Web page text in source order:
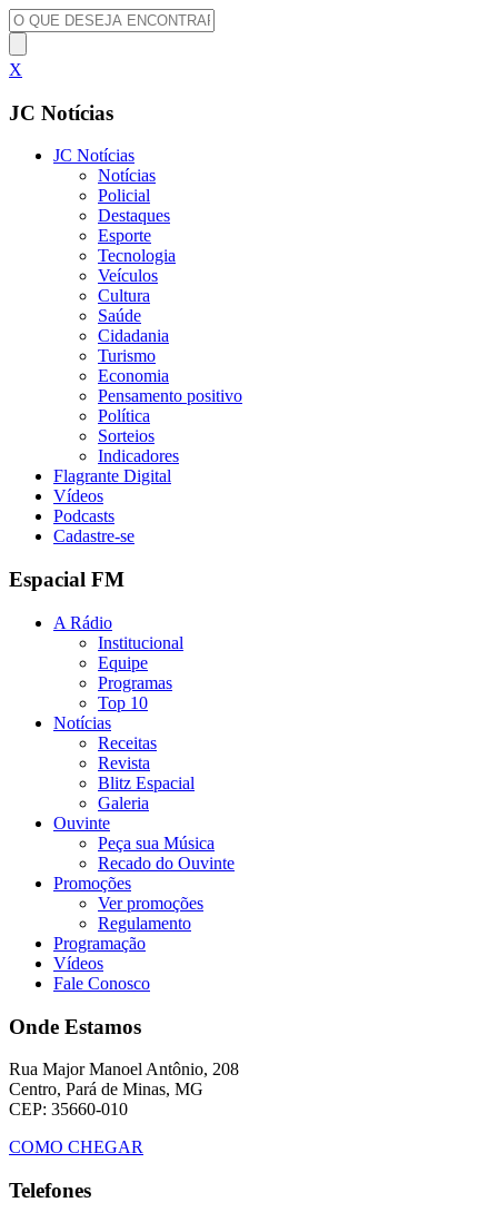
X
JC Notícias
JC Notícias
Notícias
Policial
Destaques
Esporte
Tecnologia
Veículos
Cultura
Saúde
Cidadania
Turismo
Economia
Pensamento positivo
Política
Sorteios
Indicadores
Flagrante Digital
Vídeos
Podcasts
Cadastre-se
Espacial FM
A Rádio
Institucional
Equipe
Programas
Top 10
Notícias
Receitas
Revista
Blitz Espacial
Galeria
Ouvinte
Peça sua Música
Recado do Ouvinte
Promoções
Ver promoções
Regulamento
Programação
Vídeos
Fale Conosco
Onde Estamos
Rua Major Manoel Antônio, 208
Centro, Pará de Minas, MG
CEP: 35660-010
COMO CHEGAR
Telefones